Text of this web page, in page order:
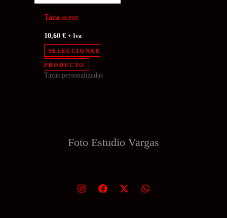
Taza acero
10,60€ + Iva
SELECCIONAR
PRODUCTO
Tazas personalizadas
Foto Estudio Vargas